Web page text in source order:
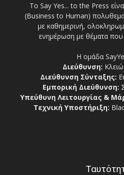
Το Say Yes... to the Press
(Business to Human)
με καθημερινή,
ενημέρωση με θέματα
Η ομάδα
Διεύθυνση:
Διεύθυνση Σύνταξης:
Εμπορική Διεύθυνση:
Υπεύθυνη Λειτουργίας &
Τεχνική Υποστήριξη: